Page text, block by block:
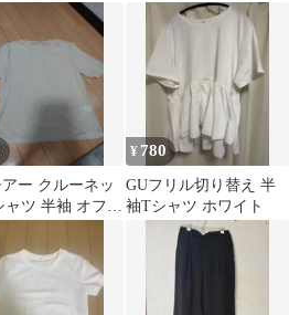
ー クルーネッ
ャツ 半袖 オフホ
¥ 780
GUフリル切り替え 半
袖Tシャツ ホワイト